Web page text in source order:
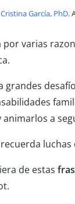
Cristina García, PhD.
por varias
grandes
a
recuerda
de estas